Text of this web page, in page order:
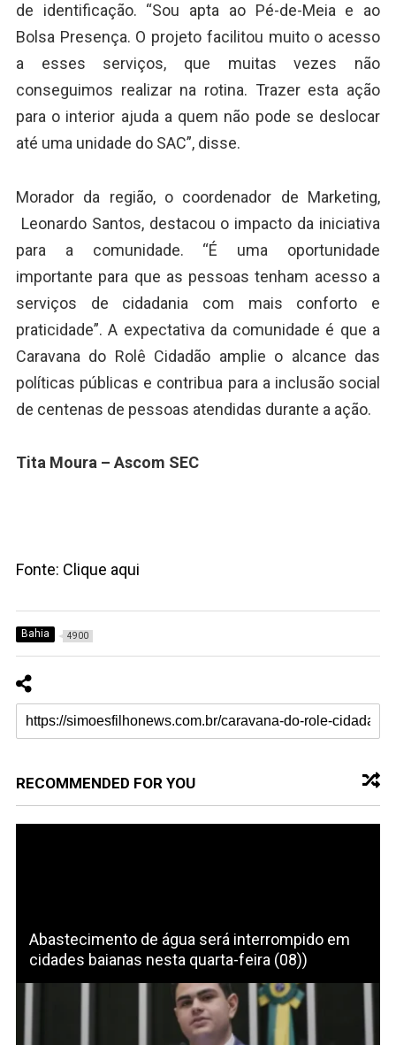
de identificação. “Sou apta ao Pé-de-Meia e ao
Bolsa Presença. O projeto facilitou muito o acesso
a esses serviços, que muitas vezes não
conseguimos realizar na rotina. Trazer esta ação
para o interior ajuda a quem não pode se deslocar
até uma unidade do SAC”, disse.
Morador da região, o coordenador de Marketing,
Leonardo Santos, destacou o impacto da iniciativa
para a comunidade. “É uma oportunidade
importante para que as pessoas tenham acesso a
serviços de cidadania com mais conforto e
praticidade”. A expectativa da comunidade é que a
Caravana do Rolê Cidadão amplie o alcance das
políticas públicas e contribua para a inclusão social
de centenas de pessoas atendidas durante a ação.
Tita Moura – Ascom SEC
Fonte: Clique aqui
Bahia 4900
RECOMMENDED FOR YOU
Abastecimento de água será interrompido em
cidades baianas nesta quarta-feira (08))